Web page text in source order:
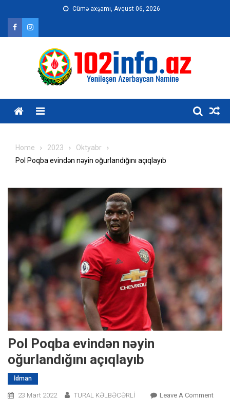
content
Cümə axşamı, Avqust 06, 2026
Home 2023
Oktyabr
Pol Poqba evindən nəyin oğurlandığını açıqlayıb
Pol Poqba evindən nəyin
oğurlandığını açıqlayıb
İdman
23 Mart 2022 TURAL KƏLBƏCƏRLİ Leave A CommentOn